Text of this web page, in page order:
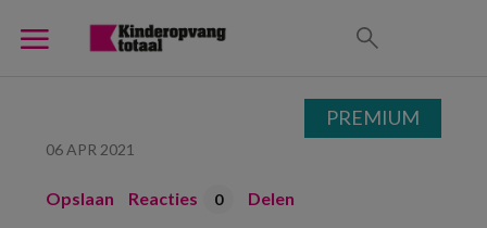
06 APR 2021
Opslaan Reacties 0 Delen
PREMIUM